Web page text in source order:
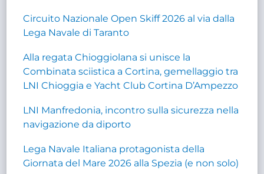
Circuito Nazionale Open Skiff 2026 al via dalla
Lega Navale di Taranto
Alla regata Chioggiolana si unisce la
Combinata sciistica a Cortina, gemellaggio tra
LNI Chioggia e Yacht Club Cortina D’Ampezzo
LNI Manfredonia, incontro sulla sicurezza nella
navigazione da diporto
Lega Navale Italiana protagonista della
Giornata del Mare 2026 alla Spezia (e non solo)